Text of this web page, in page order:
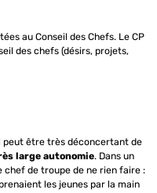
au Conseil des Chefs. Le CP
des chefs (désirs, projets,
peut être très déconcertant de
large autonomie. Dans un
chef de troupe de ne rien faire :
les jeunes par la main